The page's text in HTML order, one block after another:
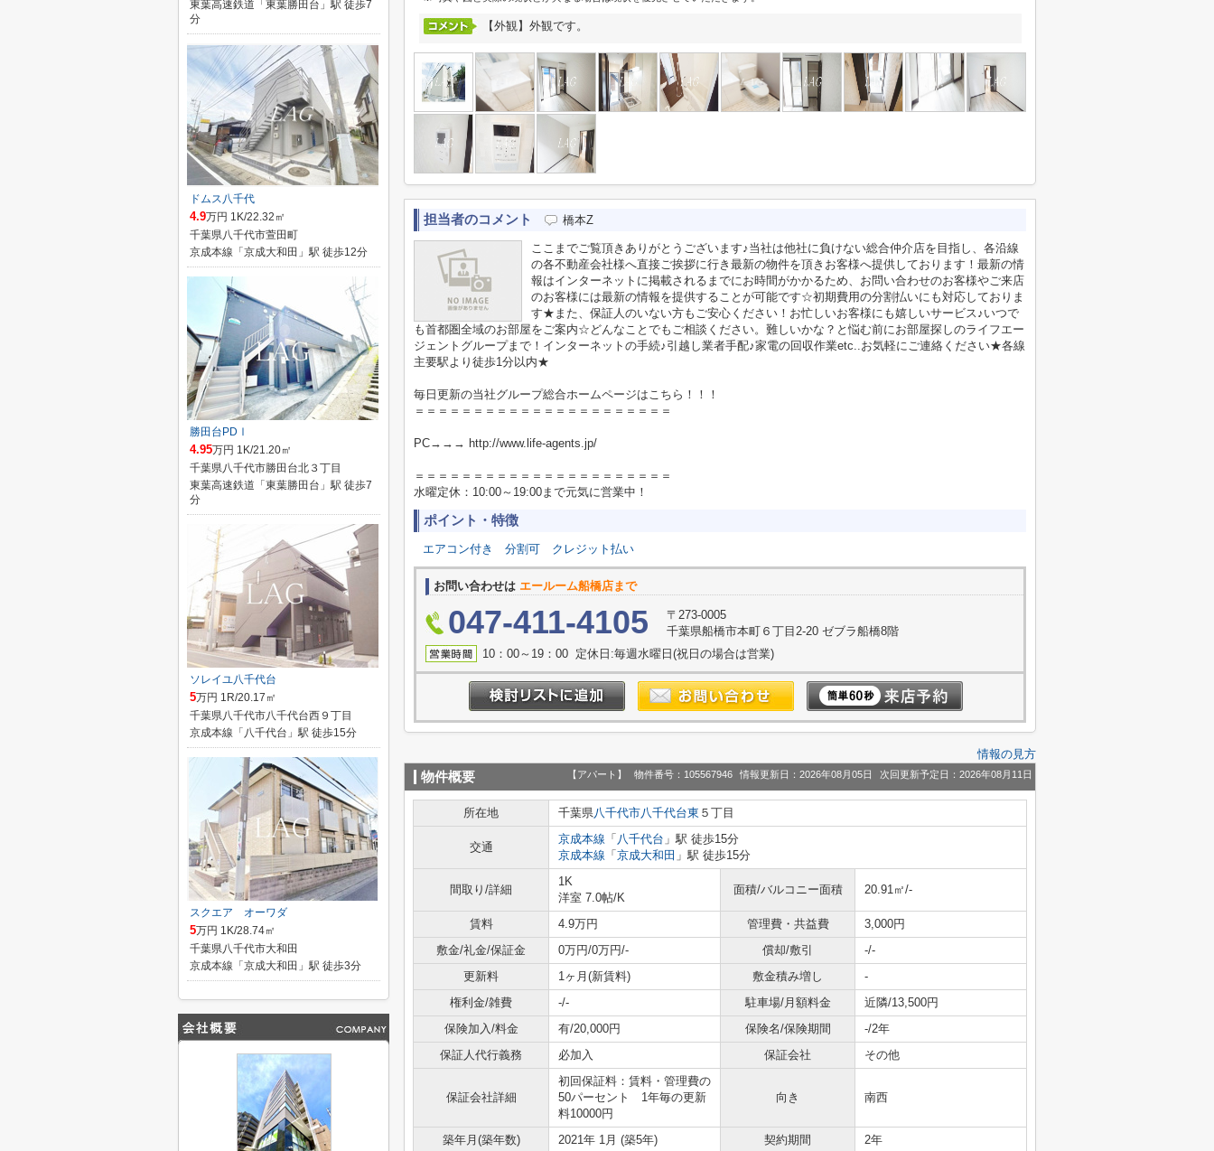
【外観】外観です。
担当者のコメント 橋本Z
ここまでご覧頂きありがとうございます♪当社は他社に負けない総合仲介店を目指し、各沿線
の各不動産会社様へ直接ご挨拶に行き最新の物件を頂きお客様へ提供しております！最新の情
報はインターネットに掲載されるまでにお時間がかかるため、お問い合わせのお客様やご来店
のお客様には最新の情報を提供することが可能です☆初期費用の分割払いにも対応しておりま
す★また、保証人のいない方もご安心ください！お忙しいお客様にも嬉しいサービス♪いつで
も首都圏全域のお部屋をご案内☆どんなことでもご相談ください。難しいかな？と悩む前にお部屋探しのライフエー
ジェントグループまで！インターネットの手続♪引越し業者手配♪家電の回収作業etc..お気軽にご連絡ください★各線
主要駅より徒歩1分以内★
毎日更新の当社グループ総合ホームページはこちら！！！
＝＝＝＝＝＝＝＝＝＝＝＝＝＝＝＝＝＝＝＝＝＝
PC→→→ http://www.life-agents.jp/
＝＝＝＝＝＝＝＝＝＝＝＝＝＝＝＝＝＝＝＝＝＝
水曜定休：10:00～19:00まで元気に営業中！
ポイント・特徴
エアコン付き 分割可 クレジット払い
お問い合わせは エールーム船橋店まで
047-411-4105
〒273-0005
千葉県船橋市本町６丁目2-20 ゼブラ船橋8階
10：00～19：00 定休日:毎週水曜日(祝日の場合は営業)
情報の見方
物件概要 【アパート】 物件番号：105567946 情報更新日：2026年08月05日 次回更新予定日：2026年08月11日
所在地 千葉県八千代市八千代台東 ５丁目
交通
京成本線 「 八千代台 」駅 徒歩15分
京成本線 「 京成大和田 」駅 徒歩15分
間取り/詳細
1K
洋室 7.0帖/K
面積/バルコニー面積 20.91㎡/-
賃料 4.9万円 管理費・共益費
3,000円
敷金/礼金/保証金
0万円/0万円/- 償却/敷引
-/-
更新料
1ヶ月(新賃料) 敷金積み増し
-
権利金/雑費
-/- 駐車場/月額料金
近隣/13,500円
保険加入/料金
有/20,000円 保険名/保険期間
-/2年
保証人代行義務
必加入 保証会社 その他
保証会社詳細
初回保証料：賃料・管理費の
50パーセント 1年毎の更新
料10000円
向き 南西
築年月(築年数) 2021年 1月 (築5年) 契約期間
2年
東葉高速鉄道「東葉勝田台」駅 徒歩7
分
ドムス八千代
4.9万円 1K/22.32㎡
千葉県八千代市萱田町
京成本線「京成大和田」駅 徒歩12分
勝田台PDⅠ
4.95万円 1K/21.20㎡
千葉県八千代市勝田台北３丁目
東葉高速鉄道「東葉勝田台」駅 徒歩7
分
ソレイユ八千代台
5万円 1R/20.17㎡
千葉県八千代市八千代台西９丁目
京成本線「八千代台」駅 徒歩15分
スクエア オーワダ
5万円 1K/28.74㎡
千葉県八千代市大和田
京成本線「京成大和田」駅 徒歩3分